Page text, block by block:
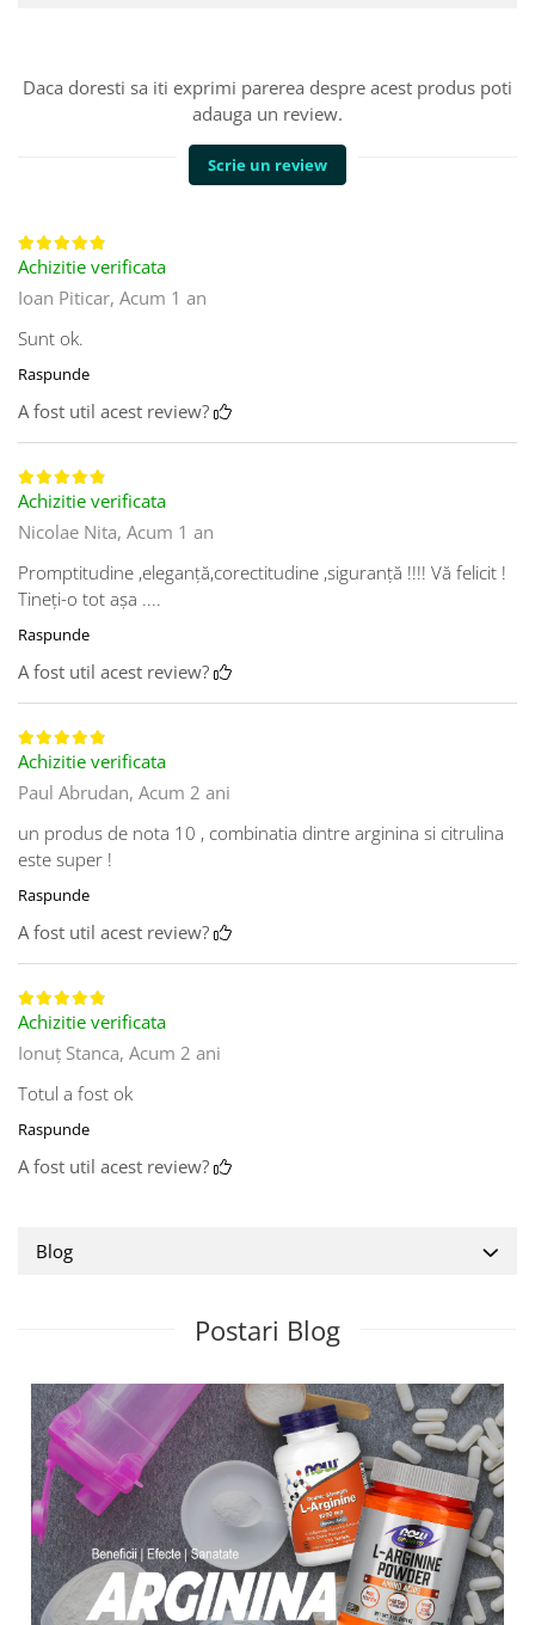
Daca doresti sa iti exprimi parerea despre acest produs poti
adauga un review.
Scrie un review
Achizitie verificata
Ioan Piticar, Acum 1 an
Sunt ok.
Raspunde
A fost util acest review?
Achizitie verificata
Nicolae Nita, Acum 1 an
Promptitudine ,eleganță,corectitudine ,siguranță !!!! Vă felicit !
Tineți-o tot așa ....
Raspunde
A fost util acest review?
Achizitie verificata
Paul Abrudan, Acum 2 ani
un produs de nota 10 , combinatia dintre arginina si citrulina
este super !
Raspunde
A fost util acest review?
Achizitie verificata
Ionuț Stanca, Acum 2 ani
Totul a fost ok
Raspunde
A fost util acest review?
Blog
Postari Blog